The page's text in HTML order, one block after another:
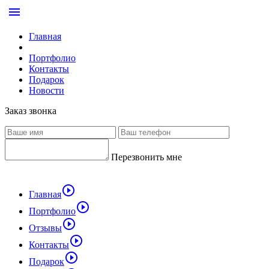
menu
Главная
Портфолио
Контакты
Подарок
Новости
Заказ звонка
Перезвонить мне
Главнаяplay_circle_outline
Портфолиоplay_circle_outline
Отзывыplay_circle_outline
Контактыplay_circle_outline
Подарокplay_circle_outline